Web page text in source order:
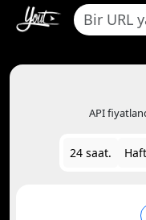
API
24 saat.